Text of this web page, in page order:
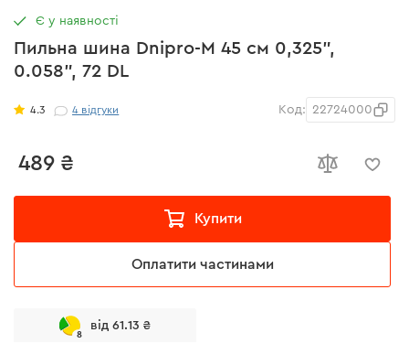
Пильна шина Dnipro-M 45 см 0,325",
0.058", 72 DL
4.3 4 відгуки Код: 22724000
489 ₴
Купити
Оплатити частинами
8
від 61.13 ₴
Є у наявності